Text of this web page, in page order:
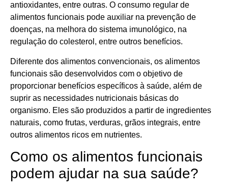
antioxidantes, entre outras. O consumo regular de
alimentos funcionais pode auxiliar na prevenção de
doenças, na melhora do sistema imunológico, na
regulação do colesterol, entre outros benefícios.
Diferente dos alimentos convencionais, os alimentos
funcionais são desenvolvidos com o objetivo de
proporcionar benefícios específicos à saúde, além de
suprir as necessidades nutricionais básicas do
organismo. Eles são produzidos a partir de ingredientes
naturais, como frutas, verduras, grãos integrais, entre
outros alimentos ricos em nutrientes.
Como os alimentos funcionais
podem ajudar na sua saúde?